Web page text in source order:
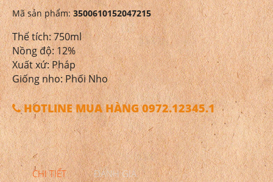
Mã sản phẩm:3500610152047215
Thể tích: 750ml
Nồng độ: 12%
Xuất xứ: Pháp
Giống nho: Phối Nho
HOTLINE MUA HÀNG 0972.12345.1
CHI TIẾT ĐÁNH GIÁ